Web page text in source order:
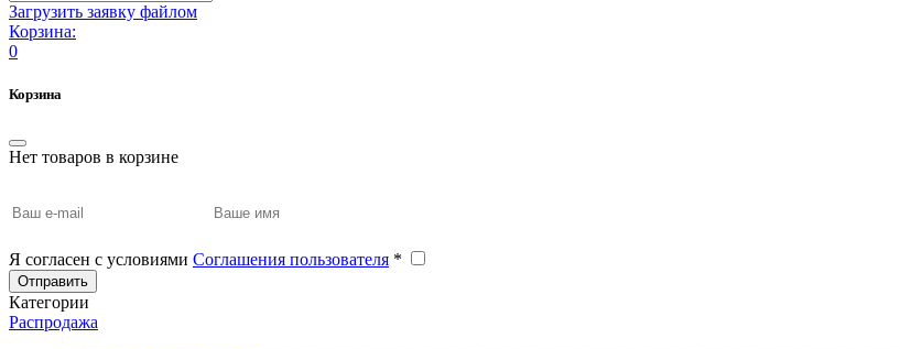
Загрузить заявку файлом
Корзина:
0
Корзина
Нет товаров в корзине
Я согласен с условиями Соглашения пользователя *
Отправить
Категории
Распродажа